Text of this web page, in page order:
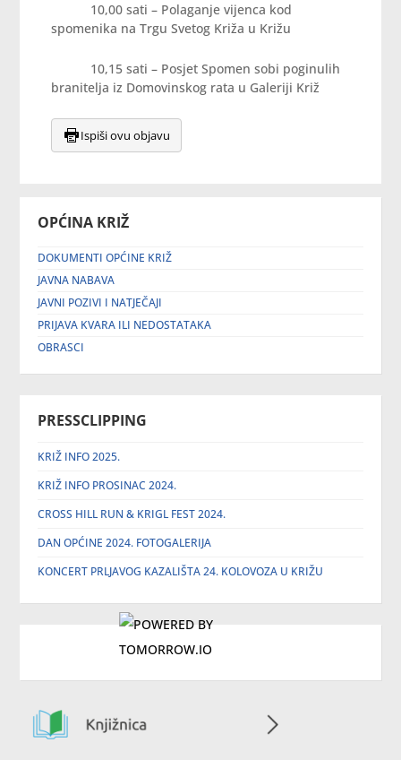
OPĆINA KRIŽ
DOKUMENTI OPĆINE KRIŽ
JAVNA NABAVA
JAVNI POZIVI I NATJEČAJI
PRIJAVA KVARA ILI NEDOSTATAKA
OBRASCI
PRESSCLIPPING
KRIŽ INFO 2025.
KRIŽ INFO PROSINAC 2024.
CROSS HILL RUN & KRIGL FEST 2024.
DAN OPĆINE 2024. FOTOGALERIJA
KONCERT PRLJAVOG KAZALIŠTA 24. KOLOVOZA U KRIŽU
10,00 sati – Polaganje vijenca kod
spomenika na Trgu Svetog Križa u Križu
10,15 sati – Posjet Spomen sobi poginulih
branitelja iz Domovinskog rata u Galeriji Križ
Ispiši ovu objavu